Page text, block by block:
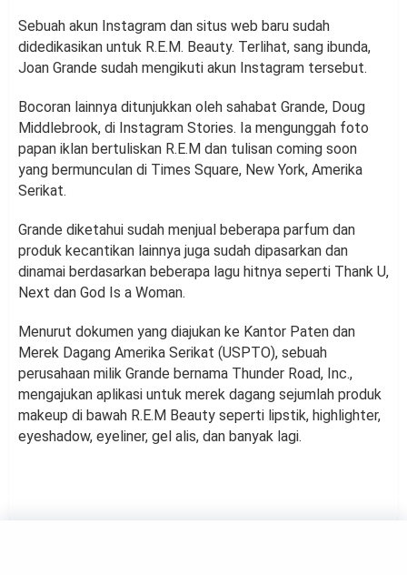
Sebuah akun Instagram dan situs web baru sudah
didedikasikan untuk R.E.M. Beauty. Terlihat, sang ibunda,
Joan Grande sudah mengikuti akun Instagram tersebut.
Bocoran lainnya ditunjukkan oleh sahabat Grande, Doug
Middlebrook, di Instagram Stories. Ia mengunggah foto
papan iklan bertuliskan R.E.M dan tulisan coming soon
yang bermunculan di Times Square, New York, Amerika
Serikat.
Grande diketahui sudah menjual beberapa parfum dan
produk kecantikan lainnya juga sudah dipasarkan dan
dinamai berdasarkan beberapa lagu hitnya seperti Thank U,
Next dan God Is a Woman.
Menurut dokumen yang diajukan ke Kantor Paten dan
Merek Dagang Amerika Serikat (USPTO), sebuah
perusahaan milik Grande bernama Thunder Road, Inc.,
mengajukan aplikasi untuk merek dagang sejumlah produk
makeup di bawah R.E.M Beauty seperti lipstik, highlighter,
eyeshadow, eyeliner, gel alis, dan banyak lagi.